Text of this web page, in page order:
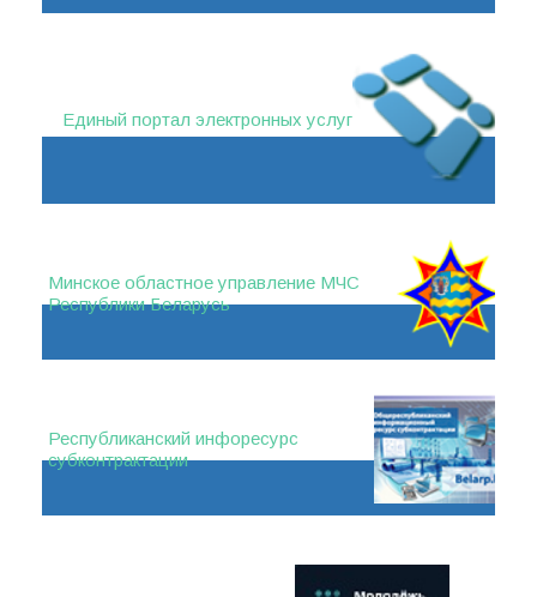
Единый портал электронных услуг
Минское областное управление МЧС
Республики Беларусь
Республиканский инфоресурс
субконтрактации